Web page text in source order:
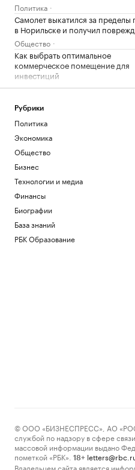
Политика
Самолет выкатился за пределы
в Норильске и получил
Общество
Как выбрать оптимальное
коммерческое помещение для
инвестиций
РБК и ПИК Серия плюс
на рейс и выбежали за
Видео
Общество
Юные хоккеисты «Спартака»
победителями Кубка Александра
Овечкина
Спорт
Вучич исключил военное
сотрудничество с Украиной
Политика
Что известно об атаках БПЛА на
регионы России. Главное к 8
С начала суток ПВО сбила
Зеленский сообщил о
олимпийского чемпиона
Рубрики
Политика
Экономика
Общество
Бизнес
Технологии и медиа
Финансы
Биографии
База знаний
РБК Образование
© ООО «БИЗНЕСПРЕСС», АО
службой по надзору в сфере
массовой информации выдано
пометкой «РБК».
18+
Владельцем сайта является